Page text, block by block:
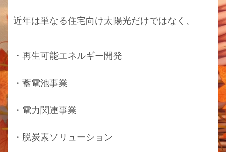
近年は単なる住宅向け太陽光だけではなく、
・再生可能エネルギー開発
・蓄電池事業
・電力関連事業
・脱炭素ソリューション